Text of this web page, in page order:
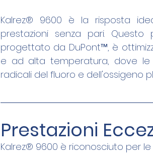
Kalrez® 9600 è la risposta
prestazioni senza pari. Questo
progettato da DuPont™, è
e ad alta temperatura, dove le
radicali del fluoro e dell'ossigeno
Prestazioni
Kalrez® 9600 è riconosciuto per